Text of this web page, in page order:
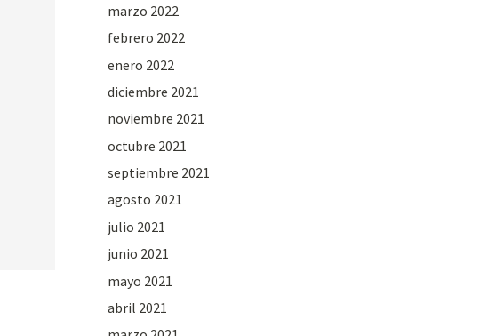
marzo 2022
febrero 2022
enero 2022
diciembre 2021
noviembre 2021
octubre 2021
septiembre 2021
agosto 2021
julio 2021
junio 2021
mayo 2021
abril 2021